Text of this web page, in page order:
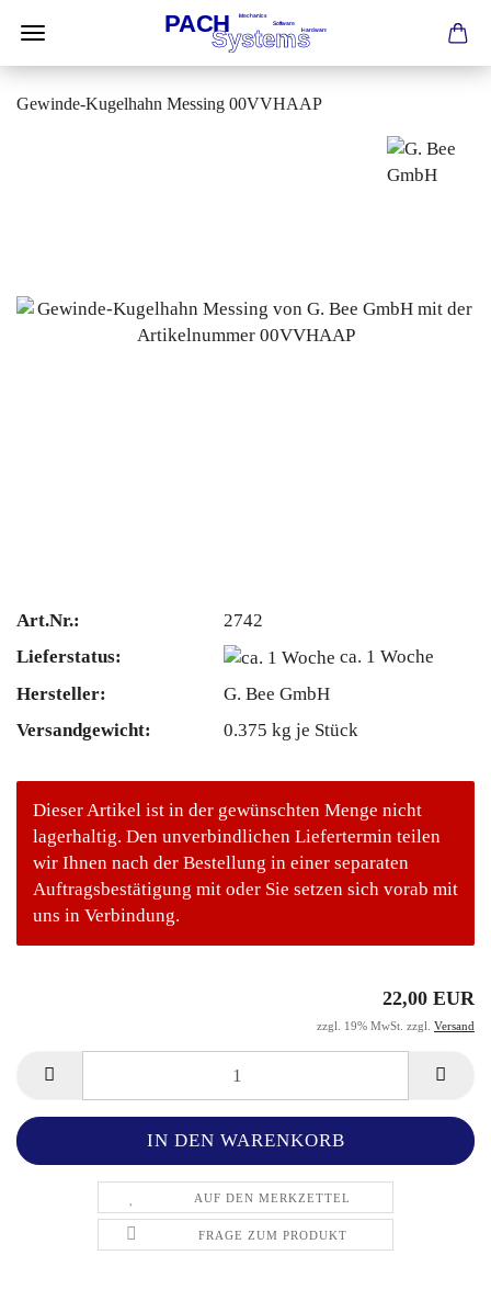
Gewinde-Kugelhahn Messing 00VVHAAP
Art.Nr.:
2742
Lieferstatus:
ca. 1 Woche
Hersteller:
G. Bee GmbH
Versandgewicht:
0.375 kg je Stück
Dieser Artikel ist in der gewünschten Menge nicht
lagerhaltig. Den unverbindlichen Liefertermin teilen
wir Ihnen nach der Bestellung in einer separaten
Auftragsbestätigung mit oder Sie setzen sich vorab mit
uns in Verbindung.
22,00 EUR
zzgl. 19% MwSt. zzgl. Versand
AUF DEN MERKZETTEL
FRAGE ZUM PRODUKT